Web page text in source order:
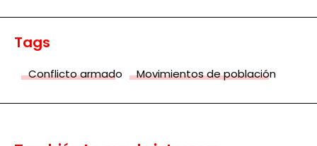
Tags
Conflicto armado Movimientos de población